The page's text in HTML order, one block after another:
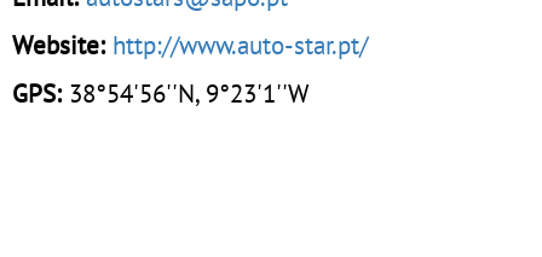
Website: http://www.auto-star.pt/
GPS:38°54'56''N, 9°23'1''W